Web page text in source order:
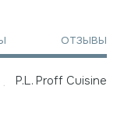
ОТЗЫВЫ
P.L. Proff Cuisine